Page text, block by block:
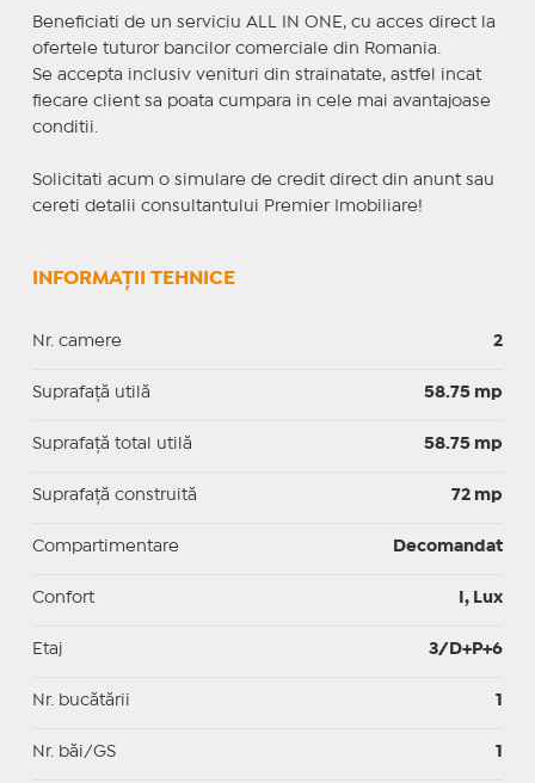
Beneficiati de un serviciu ALL IN ONE, cu acces direct la
ofertele tuturor bancilor comerciale din Romania.
Se accepta inclusiv venituri din strainatate, astfel incat
fiecare client sa poata cumpara in cele mai avantajoase
conditii.
Solicitati acum o simulare de credit direct din anunt sau
cereti detalii consultantului Premier Imobiliare!
INFORMAȚII TEHNICE
Nr. camere 2
Suprafaţă utilă 58.75 mp
Suprafaţă total utilă 58.75 mp
Suprafaţă construită 72 mp
Compartimentare Decomandat
Confort I, Lux
Etaj 3/D+P+6
Nr. bucătării 1
Nr. băi/GS 1